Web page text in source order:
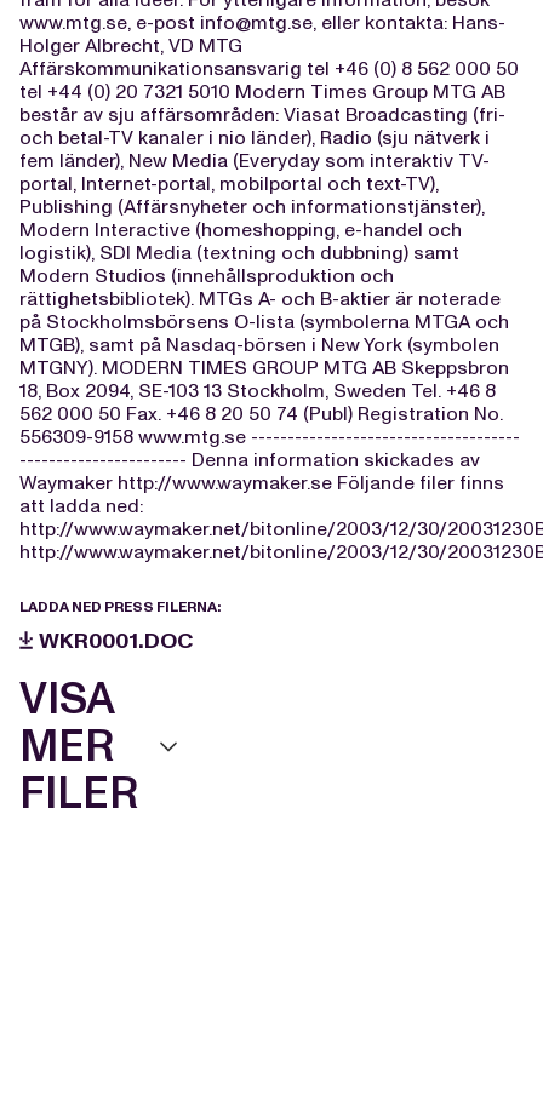
www.mtg.se, e-post info@mtg.se, eller kontakta: Hans-
Holger Albrecht, VD MTG
Affärskommunikationsansvarig tel +46 (0) 8 562 000 50
tel +44 (0) 20 7321 5010 Modern Times Group MTG AB
består av sju affärsområden: Viasat Broadcasting (fri-
och betal-TV kanaler i nio länder), Radio (sju nätverk i
fem länder), New Media (Everyday som interaktiv TV-
portal, Internet-portal, mobilportal och text-TV),
Publishing (Affärsnyheter och informationstjänster),
Modern Interactive (homeshopping, e-handel och
logistik), SDI Media (textning och dubbning) samt
Modern Studios (innehållsproduktion och
rättighetsbibliotek). MTGs A- och B-aktier är noterade
på Stockholmsbörsens O-lista (symbolerna MTGA och
MTGB), samt på Nasdaq-börsen i New York (symbolen
MTGNY). MODERN TIMES GROUP MTG AB Skeppsbron
18, Box 2094, SE-103 13 Stockholm, Sweden Tel. +46 8
562 000 50 Fax. +46 8 20 50 74 (Publ) Registration No.
556309-9158 www.mtg.se -------------------------------------
----------------------- Denna information skickades av
Waymaker http://www.waymaker.se Följande filer finns
att ladda ned:
http://www.waymaker.net/bitonline/2003/12/30/
http://www.waymaker.net/bitonline/2003/12/30/
LADDA NED PRESS FILERNA:
WKR0001.DOC
VISA
MER
FILER